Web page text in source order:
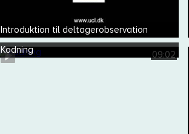
Introduktion til deltagerobservation
09:02
Kodning